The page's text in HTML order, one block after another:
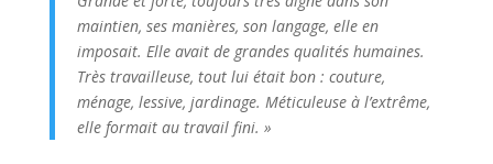
maintien, ses manières, son langage, elle en
imposait. Elle avait de grandes qualités humaines.
Très travailleuse, tout lui était bon : couture,
ménage, lessive, jardinage. Méticuleuse à l’extrême,
elle formait au travail fini. »